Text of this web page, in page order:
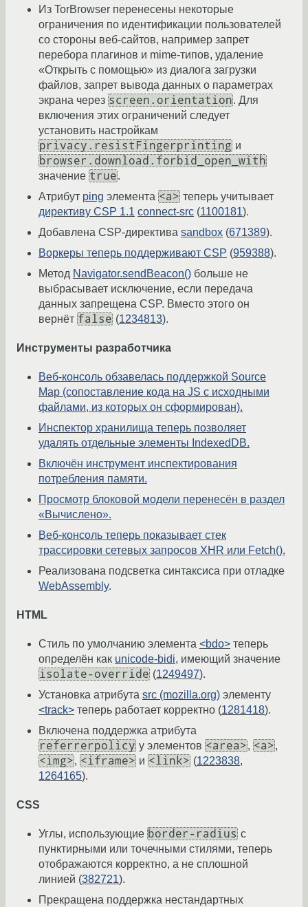
Из TorBrowser перенесены некоторые
ограничения по идентификации пользователей
со стороны веб-сайтов, например запрет
перебора плагинов и mime-типов, удаление
«Открыть с помощью» из диалога загрузки
файлов, запрет вывода данных о параметрах
экрана через screen.orientation. Для
включения этих ограничений следует
установить настройкам
privacy.resistFingerprinting и
browser.download.forbid_open_with
значение true.
Атрибут ping элемента <a> теперь учитывает
директиву CSP 1.1 connect-src (1100181).
Добавлена CSP-директива sandbox (671389).
Воркеры теперь поддерживают CSP (959388).
Метод Navigator.sendBeacon() больше не
выбрасывает исключение, если передача
данных запрещена CSP. Вместо этого он
вернёт false (1234813).
Инструменты разработчика
Веб-консоль обзавелась поддержкой Source
Map (сопоставление кода на JS с исходными
файлами, из которых он сформирован).
Инспектор хранилища теперь позволяет
удалять отдельные элементы IndexedDB.
Включён инструмент инспектирования
потребления памяти.
Просмотр блоковой модели перенесён в раздел
«Вычислено».
Веб-консоль теперь показывает стек
трассировки сетевых запросов XHR или Fetch().
Реализована подсветка синтаксиса при отладке
WebAssembly.
HTML
Стиль по умолчанию элемента <bdo> теперь
определён как unicode-bidi, имеющий значение
isolate-override (1249497).
Установка атрибута src (mozilla.org) элементу
<track> теперь работает корректно (1281418).
Включена поддержка атрибута
referrerpolicy у элементов <area>, <a>,
<img>, <iframe> и <link> (1223838,
1264165).
CSS
Углы, использующие border-radius с
пунктирными или точечными стилями, теперь
отображаются корректно, а не сплошной
линией (382721).
Прекращена поддержка нестандартных